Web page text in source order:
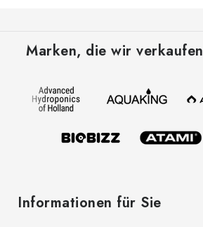
Marken, die wir verkaufen
Informationen für Sie